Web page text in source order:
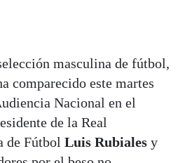
masculina de fútbol,
comparecido este martes
Nacional en el
de la Real
de Fútbol Luis Rubiales y